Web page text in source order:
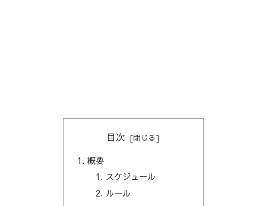
目次
概要
スケジュール
ルール